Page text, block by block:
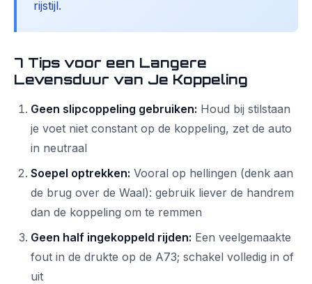
rijstijl.
7 Tips voor een Langere
Levensduur van Je Koppeling
Geen slipcoppeling gebruiken: Houd bij stilstaan
je voet niet constant op de koppeling, zet de auto
in neutraal
Soepel optrekken: Vooral op hellingen (denk aan
de brug over de Waal): gebruik liever de handrem
dan de koppeling om te remmen
Geen half ingekoppeld rijden: Een veelgemaakte
fout in de drukte op de A73; schakel volledig in of
uit